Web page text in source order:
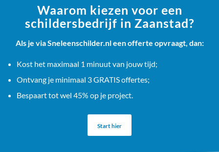
Waarom kiezen voor een
schildersbedrijf in Zaanstad?
Als je via Sneleenschilder.nl een offerte opvraagt, dan:
Kost het maximaal 1 minuut van jouw tijd;
Ontvang je minimaal 3 GRATIS offertes;
Bespaart tot wel 45% op je project.
Start hier